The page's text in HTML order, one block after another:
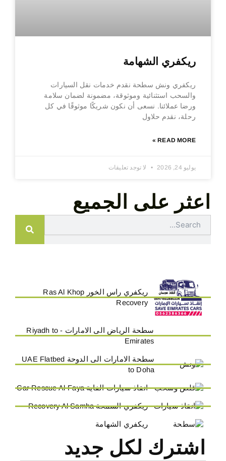
ريكفري الشهامة
ريكفري ونش سطحة نقدم خدمات نقل السيارات
والسحب استثنائية وموثوقة، مضمونة لضمان سلامة
ورضا عملائنا. نسعى أن نكون شريكًا موثوقًا في كل
رحلة، نقدم حلاول
READ MORE »
يوليو 24, 2026 لا توجد تعليقات
اعثر على الجميع
ريكفري راس الخور Ras Al Khop
Recovery
سطحة الرياض الى الامارات - Riyadh to
Emirates
سطحة الامارات الى الدوحة UAE Flatbed
to Doha
انقاذ سيارات الفاية Car Rescue Al-Faya
ريكفري السمحة Recovery Al Samha
ريكفري الشهامة
اشترك لكل جديد